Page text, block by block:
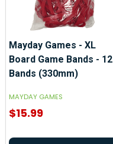
Mayday Games - XL
Board Game Bands - 12
Bands (330mm)
MAYDAY GAMES
$15.99